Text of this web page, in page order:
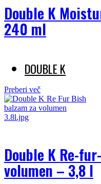
Double K
240 ml
DOUBLE K
Preberi več
Double K Re-
volumen – 3,8 l